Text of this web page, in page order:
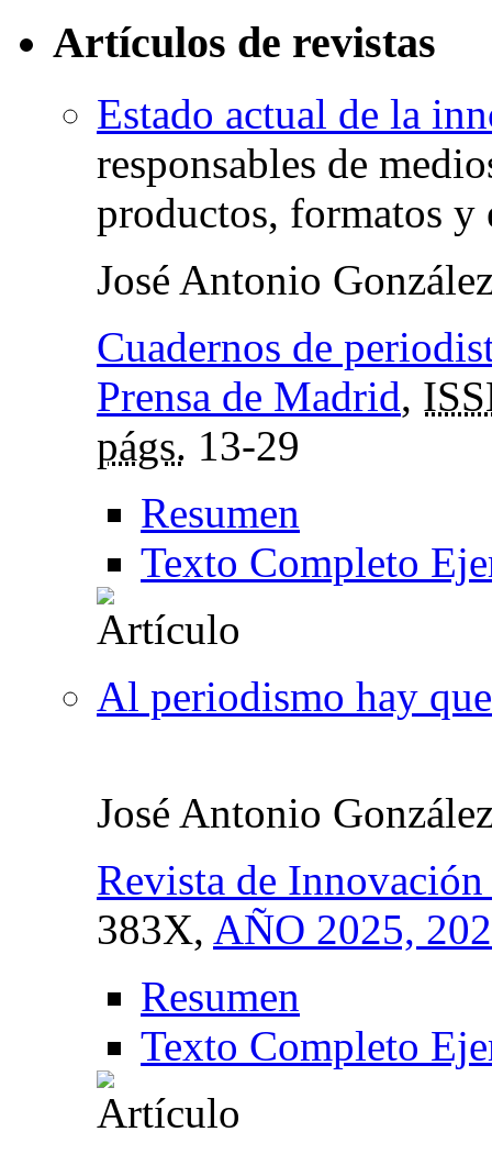
Artículos de revistas
Estado actual de la
responsables de
productos, formatos y
José Antonio
Cuadernos de
Prensa de Madrid,
págs. 13-29
Resumen
Texto Completo
Al periodismo hay
José Antonio
Revista de
383X, AÑO 2025,
Resumen
Texto Completo